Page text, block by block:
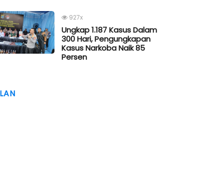
927x
Ungkap 1.187 Kasus Dalam
300 Hari, Pengungkapan
Kasus Narkoba Naik 85
Persen